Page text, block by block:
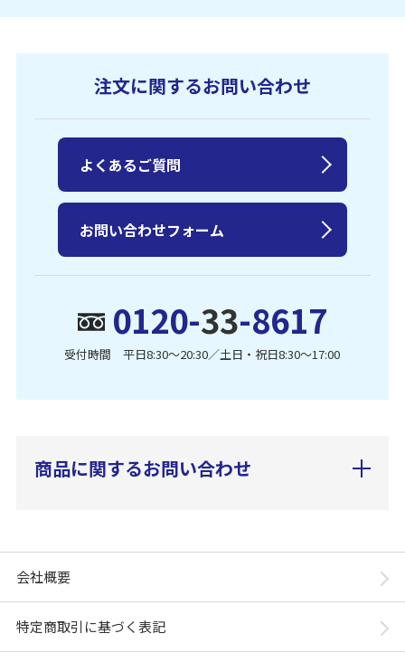
注文に関するお問い合わせ
0120-33-8617
受付時間 平日8:30〜20:30／土日・祝日8:30〜17:00
よくあるご質問
お問い合わせフォーム
商品に関するお問い合わせ
会社概要
特定商取引に基づく表記